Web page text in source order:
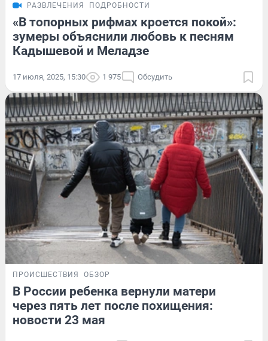
РАЗВЛЕЧЕНИЯ ПОДРОБНОСТИ
«В топорных рифмах кроется покой»:
зумеры объяснили любовь к песням
Кадышевой и Меладзе
17 июля, 2025, 15:30 1 975 Обсудить
ПРОИСШЕСТВИЯ ОБЗОР
В России ребенка вернули матери
через пять лет после похищения:
новости 23 мая